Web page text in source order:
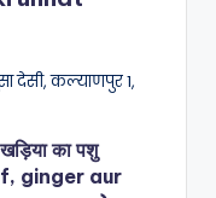
देसी, कल्याणपुर 1,
का पशु
ginger aur